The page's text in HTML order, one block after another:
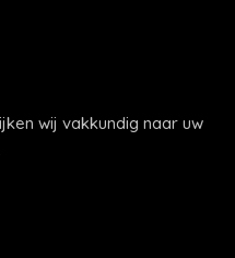
wij vakkundig naar uw